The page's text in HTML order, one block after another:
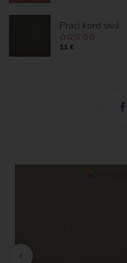
Prací kord sivá
11 €